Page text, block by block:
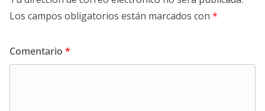
Los campos obligatorios están marcados con *
Comentario *